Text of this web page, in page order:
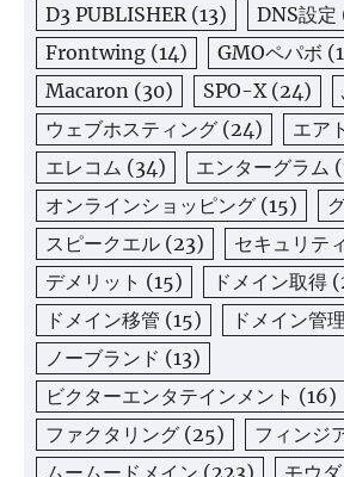
D3 PUBLISHER (13) DNS設定
Frontwing (14) GMOペパボ
Macaron (30) SPO-X (24)
ウェブホスティング (24) エア
エレコム (34) エンターグラム
オンラインショッピング (15)
スピークエル (23) セキュリティ
デメリット (15) ドメイン取得
ドメイン移管 (15) ドメイン管理
ノーブランド (13)
ビクターエンタテインメント (16)
ファクタリング (25) フィンジ
ムームードメイン (223) モウ